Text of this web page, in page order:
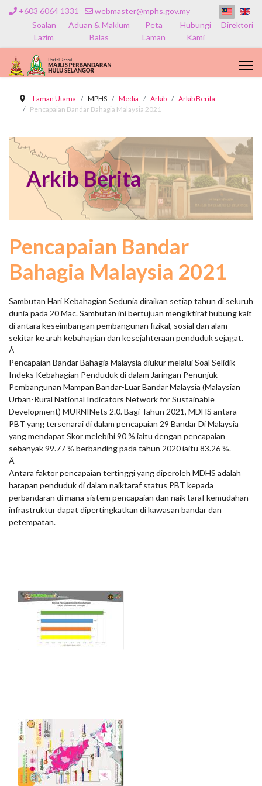
+603 6064 1331
webmaster@mphs.gov.my
Soalan
Lazim
Aduan & Maklum
Balas
Peta
Laman
Hubungi
Kami
Direktori
Laman Utama MPHS Media Arkib
Arkib Berita
Pencapaian Bandar Bahagia Malaysia 2021
Arkib Berita
Pencapaian Bandar
Bahagia Malaysia 2021
Sambutan Hari Kebahagian Sedunia diraikan setiap tahun di seluruh
dunia pada 20 Mac. Sambutan ini bertujuan mengiktiraf hubung kait
di antara keseimbangan pembangunan fizikal, sosial dan alam
sekitar ke arah kebahagian dan kesejahteraan penduduk sejagat.
Â
Pencapaian Bandar Bahagia Malaysia diukur melalui Soal Selidik
Indeks Kebahagian Penduduk di dalam Jaringan Penunjuk
Pembangunan Mampan Bandar-Luar Bandar Malaysia (Malaysian
Urban-Rural National Indicators Network for Sustainable
Development) MURNINets 2.0. Bagi Tahun 2021, MDHS antara
PBT yang tersenarai di dalam pencapaian 29 Bandar Di Malaysia
yang mendapat Skor melebihi 90 % iaitu dengan pencapaian
sebanyak 99.77 % berbanding pada tahun 2020 iaitu 83.26 %.
Â
Antara faktor pencapaian tertinggi yang diperoleh MDHS adalah
harapan penduduk di dalam naiktaraf status PBT kepada
perbandaran di mana sistem pencapaian dan naik taraf kemudahan
infrastruktur dapat dipertingkatkan di kawasan bandar dan
petempatan.